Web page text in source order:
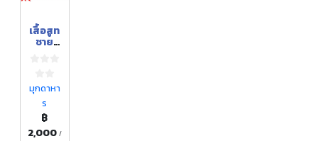
เสื้อสูท
ชาย
มุกดาหา
ร
฿
2,000 /